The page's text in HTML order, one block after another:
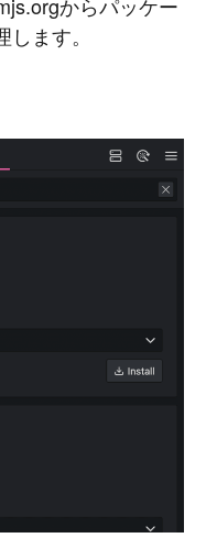
ます。